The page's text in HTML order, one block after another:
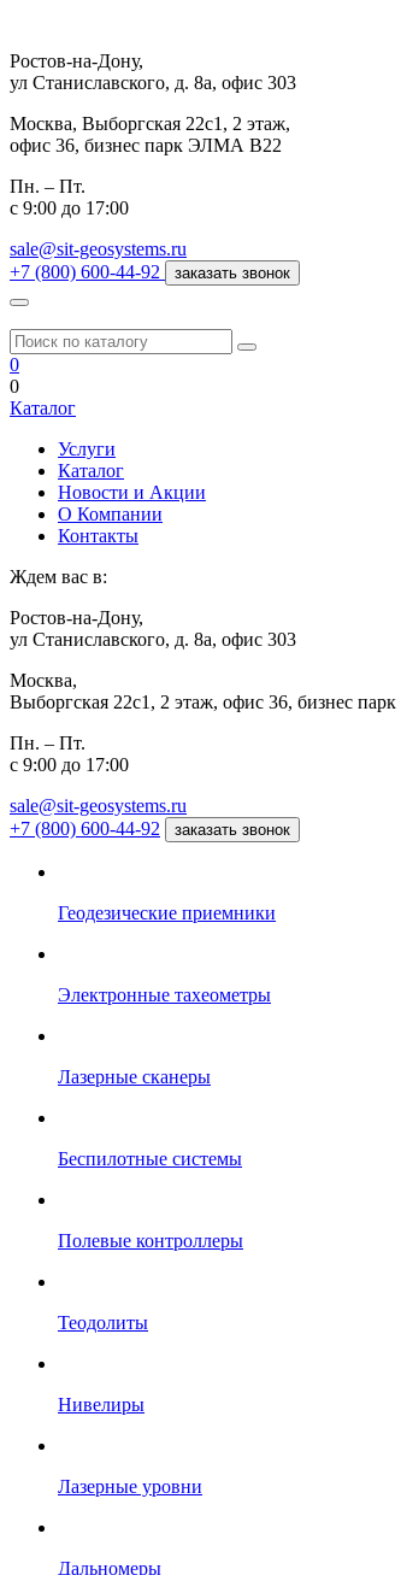
Ростов-на-Дону,
ул Станиславского, д. 8а, офис 303
Москва, Выборгская 22с1, 2 этаж,
офис 36, бизнес парк ЭЛМА В22
Пн. – Пт.
с 9:00 до 17:00
sale@sit-geosystems.ru
+7 (800) 600-44-92
заказать звонок
0
0
Каталог
Услуги
Каталог
Новости и Акции
О Компании
Контакты
Ждем вас в:
Ростов-на-Дону,
ул Станиславского, д. 8а, офис 303
Москва,
Выборгская 22с1, 2 этаж, офис 36, бизнес
Пн. – Пт.
с 9:00 до 17:00
sale@sit-geosystems.ru
+7 (800) 600-44-92
заказать звонок
Геодезические приемники
Электронные тахеометры
Лазерные сканеры
Беспилотные системы
Полевые контроллеры
Теодолиты
Нивелиры
Лазерные уровни
Дальномеры